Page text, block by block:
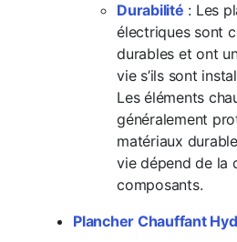
Durabilité : Les
électriques sont
durables et ont
vie s’ils sont
Les éléments
généralement
matériaux
vie dépend de la
composants.
Plancher Chauffant